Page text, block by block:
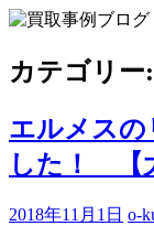
Skip
content
ポイントや高額
カテゴリ
エルメスの
した！ 【
2018年11月1日 o-